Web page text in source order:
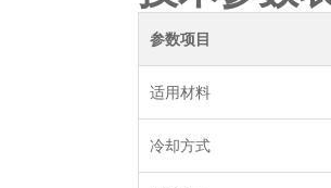
参数项目
适用材料
冷却方式